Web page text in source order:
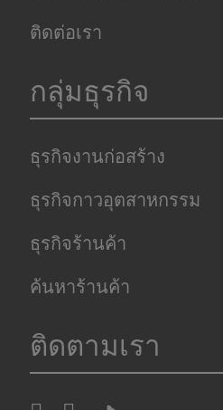
ติดต่อเรา
กลุ่มธุรกิจ
ธุรกิจงานก่อสร้าง
ธุรกิจกาวอุตสาหกรรม
ธุรกิจร้านค้า
ค้นหาร้านค้า
ติดตามเรา